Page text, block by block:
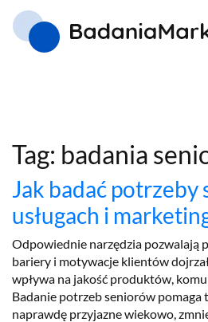
Tag: badania
Jak badać potrzeby
usługach i
Odpowiednie narzędzia pozwalają
bariery i motywacje klientów
wpływa na jakość produktów,
Badanie potrzeb seniorów pomaga
naprawdę przyjazne wiekowo,